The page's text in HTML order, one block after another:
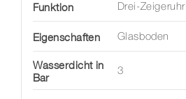
Funktion Drei-Zeigeruhr
Eigenschaften Glasboden
Wasserdicht in
Bar
3